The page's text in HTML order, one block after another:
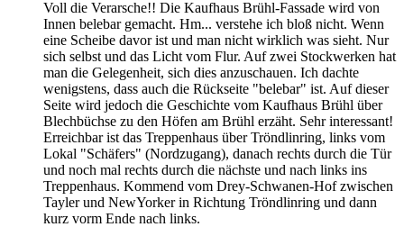
Voll die Verarsche!! Die Kaufhaus Brühl-Fassade wird von
Innen belebar gemacht. Hm... verstehe ich bloß nicht. Wenn
eine Scheibe davor ist und man nicht wirklich was sieht. Nur
sich selbst und das Licht vom Flur. Auf zwei Stockwerken hat
man die Gelegenheit, sich dies anzuschauen. Ich dachte
wenigstens, dass auch die Rückseite "belebar" ist. Auf dieser
Seite wird jedoch die Geschichte vom Kaufhaus Brühl über
Blechbüchse zu den Höfen am Brühl erzäht. Sehr interessant!
Erreichbar ist das Treppenhaus über Tröndlinring, links vom
Lokal "Schäfers" (Nordzugang), danach rechts durch die Tür
und noch mal rechts durch die nächste und nach links ins
Treppenhaus. Kommend vom Drey-Schwanen-Hof zwischen
Tayler und NewYorker in Richtung Tröndlinring und dann
kurz vorm Ende nach links.